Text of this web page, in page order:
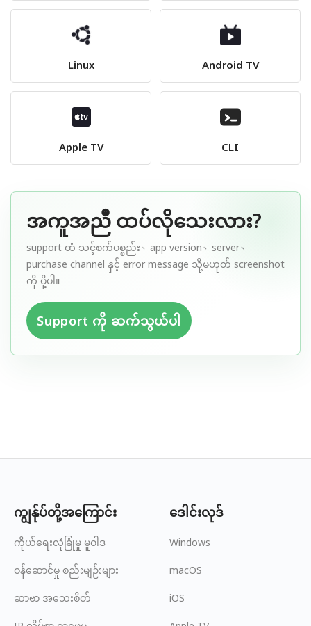
Linux Android TV
Apple TV CLI
အကူအညီ ထပ်လိုသေးလား?
support ထံ သင့်စက်ပစ္စည်း、app version、server、
purchase channel နှင့် error message သို့မဟုတ် screenshot
ကို ပို့ပါ။
Support ကို ဆက်သွယ်ပါ
ကျွန်ုပ်တို့အကြောင်း
ကိုယ်ရေးလုံခြုံမှု မူဝါဒ
ဝန်ဆောင်မှု စည်းမျဉ်းများ
ဆာဗာ အသေးစိတ်
ဒေါင်းလုဒ်
Windows
macOS
iOS